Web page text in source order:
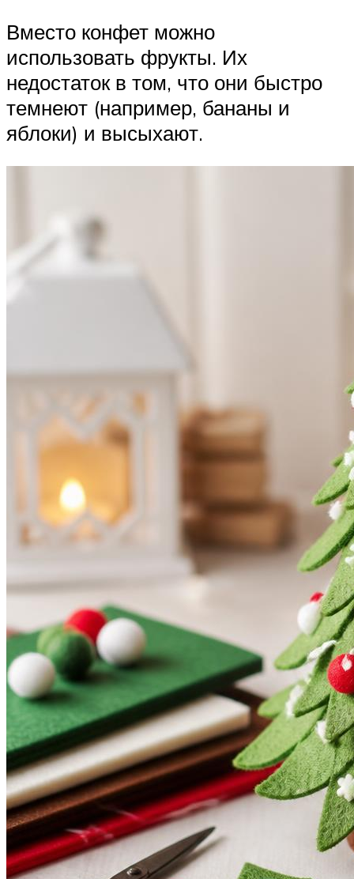
Вместо конфет можно
использовать фрукты. Их
недостаток в том, что они быстро
темнеют (например, бананы и
яблоки) и высыхают.